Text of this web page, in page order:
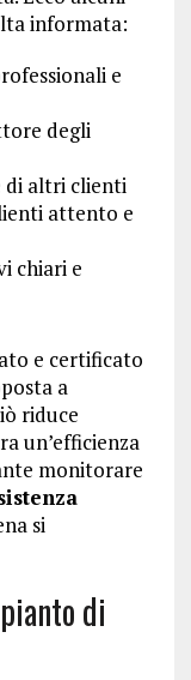
informata:
e
degli
di altri clienti
attento e
chiari e
e certificato
a
riduce
un’efficienza
monitorare
si
di